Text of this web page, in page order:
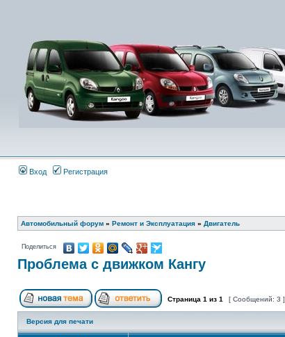
Вход Регистрация
Автомобильный форум » Ремонт и Эксплуатация » Двигатель
Поделиться
Проблема с движком Кангу
Страница 1 из 1 [ Сообщений: 3 ]
Версия для печати